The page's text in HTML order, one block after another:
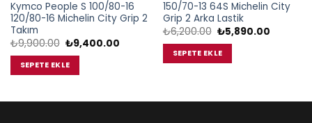
Kymco People S 100/80-16
120/80-16 Michelin City Grip 2
Takım
₺9,900.00 Orijinal
fiyat:
₺9,900.00.
₺9,400.00Şu
SEPETE EKLE
150/70-13 64S Michelin City
Grip 2 Arka Lastik
₺6,200.00 Orijinal
fiyat:
₺6,200.00.
₺5,890.00Şu
SEPETE EKLE